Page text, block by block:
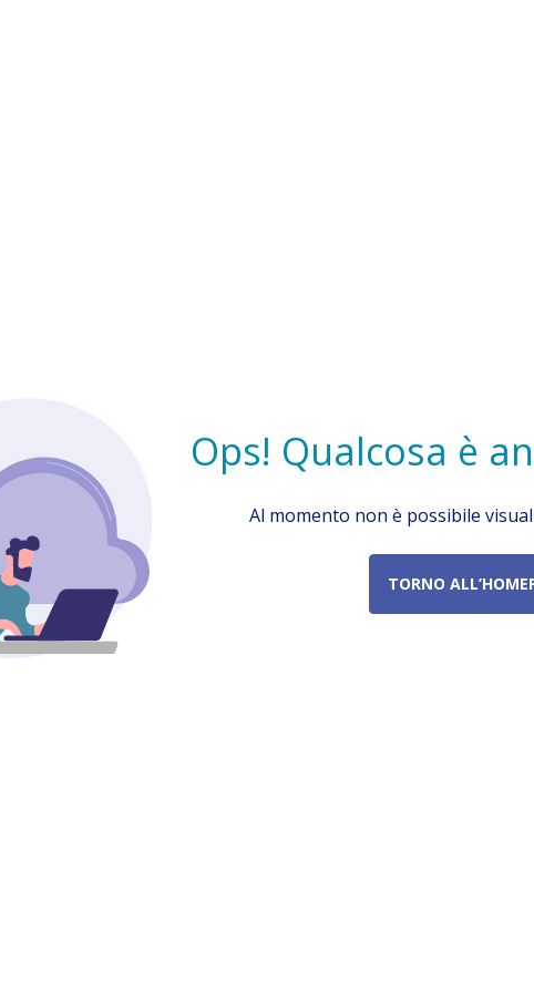
Ops! Qualcosa è
Al momento non è possibile
TORNO